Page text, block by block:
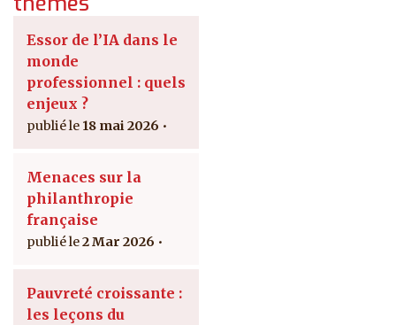
Essor de l’IA dans le
monde
professionnel : quels
enjeux ?
18 mai 2026
Menaces sur la
philanthropie
française
2 Mar 2026
Pauvreté croissante :
les leçons du